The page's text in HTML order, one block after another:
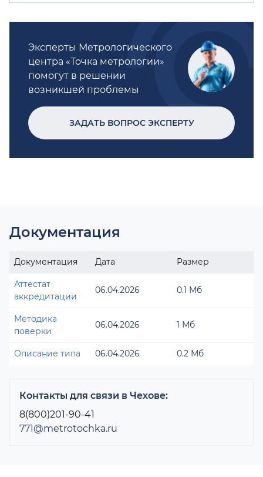
Эксперты Метрологического
центра «Точка метрологии»
помогут в решении
возникшей проблемы
ЗАДАТЬ ВОПРОС ЭКСПЕРТУ
Документация
Документация Дата Размер
Аттестат
аккредитации
06.04.2026 0.1 Мб
Методика
поверки
06.04.2026 1 Мб
Описание типа 06.04.2026 0.2 Мб
Контакты для связи в Чехове:
8(800)201-90-41
771@metrotochka.ru